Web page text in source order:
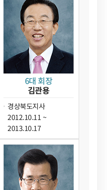
6대 회장
김관용
경상북도지사
2012.10.11 ~
2013.10.17